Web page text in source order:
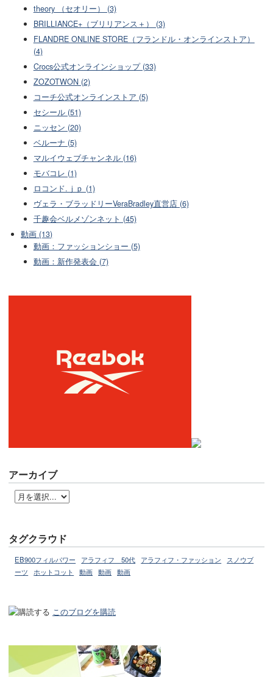
theory （セオリー） (3)
BRILLIANCE+（ブリリアンス＋） (3)
FLANDRE ONLINE STORE（フランドル・オンラインストア）
(4)
Crocs公式オンラインショップ (33)
ZOZOTWON (2)
コーチ公式オンラインストア (5)
セシール (51)
ニッセン (20)
ベルーナ (5)
マルイウェブチャンネル (16)
モバコレ (1)
ロコンド.ｊｐ (1)
ヴェラ・ブラッドリーVeraBradley直営店 (6)
千趣会ベルメゾンネット (45)
動画 (13)
動画：ファッションショー (5)
動画：新作発表会 (7)
アーカイブ
タグクラウド
EB900フィルパワー アラフィフ 50代 アラフィフ・ファッション
スノウブ
ーツ
ホットコット 動画 動画 動画
このブログを購読